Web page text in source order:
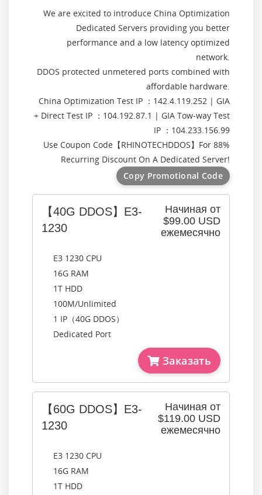
We are excited to introduce China Optimization
Dedicated Servers providing you better
performance and a low latency optimized
network.
DDOS protected unmetered ports combined with
affordable hardware.
China Optimization Test IP ：142.4.119.252 | GIA
+ Direct Test IP ：104.192.87.1 | GIA Tow-way Test
IP ：104.233.156.99
Use Coupon Code【RHINOTECHDDOS】For 88%
Recurring Discount On A Dedicated Server!
Copy Promotional Code
Начиная от
$99.00 USD
ежемесячно
【40G DDOS】E3-
1230
E3 1230 CPU
16G RAM
1T HDD
100M/Unlimited
1 IP（40G DDOS）
Dedicated Port
Заказать
Начиная от
$119.00 USD
ежемесячно
【60G DDOS】E3-
1230
E3 1230 CPU
16G RAM
1T HDD